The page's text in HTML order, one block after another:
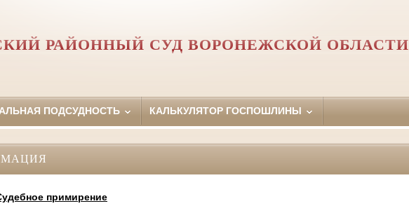
РАЙОННЫЙ СУД ВОРОНЕЖСКОЙ ОБЛАСТИ
ПОДСУДНОСТЬ КАЛЬКУЛЯТОР ГОСПОШЛИНЫ
примирение